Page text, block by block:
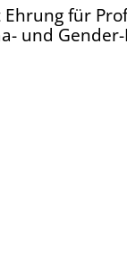
für
und